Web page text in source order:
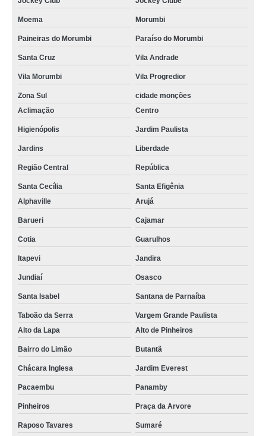
Moema Morumbi
Paineiras do Morumbi Paraíso do Morumbi
Santa Cruz Vila Andrade
Vila Morumbi Vila Progredior
Zona Sul
cidade monções
Aclimação
Centro
Higienópolis Jardim Paulista
Jardins Liberdade
Região Central República
Santa Cecília
Santa Efigênia
Alphaville
Arujá
Barueri Cajamar
Cotia Guarulhos
Itapevi Jandira
Jundiaí Osasco
Santa Isabel Santana de Parnaíba
Taboão da Serra
Vargem Grande Paulista
Alto da Lapa
Alto de Pinheiros
Bairro do Limão Butantã
Chácara Inglesa Jardim Everest
Pacaembu Panamby
Pinheiros Praça da Arvore
Raposo Tavares Sumaré